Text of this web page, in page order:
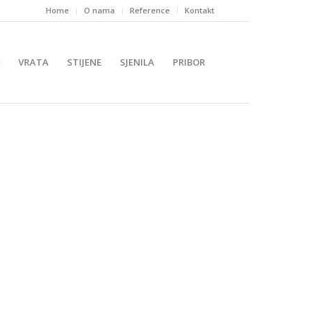
Home O nama Reference Kontakt
VRATA STIJENE SJENILA PRIBOR